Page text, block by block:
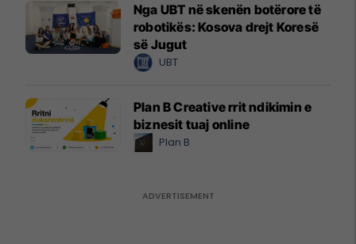
Nga UBT në skenën botërore të
robotikës: Kosova drejt Koresë
së Jugut
UBT
Plan B Creative rrit ndikimin e
biznesit tuaj online
Plan B